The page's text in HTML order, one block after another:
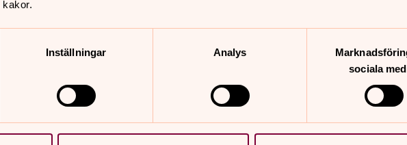
Inställningar Analys
sociala